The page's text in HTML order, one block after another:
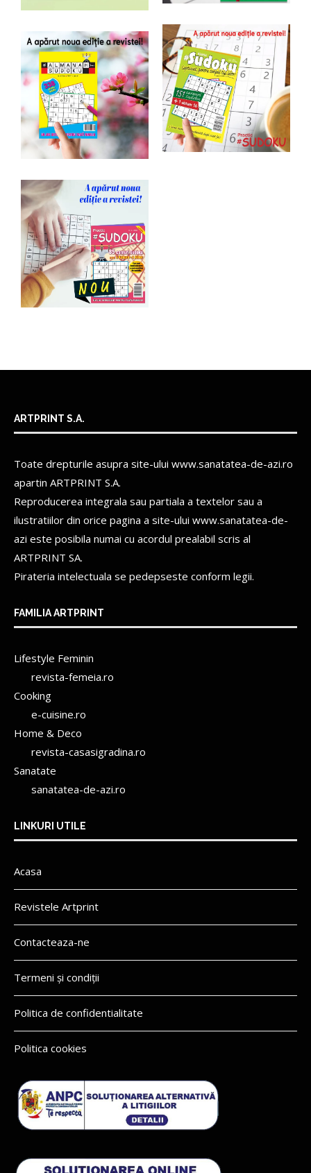
ARTPRINT S.A.
Toate drepturile asupra site-ului www.sanatatea-de-azi.ro
apartin ARTPRINT S.A.
Reproducerea integrala sau partiala a textelor sau a
ilustratiilor din orice pagina a site-ului www.sanatatea-de-
azi este posibila numai cu acordul prealabil scris al
ARTPRINT SA.
Pirateria intelectuala se pedepseste conform legii.
FAMILIA ARTPRINT
Lifestyle Feminin
revista-femeia.ro
Cooking
e-cuisine.ro
Home & Deco
revista-casasigradina.ro
Sanatate
sanatatea-de-azi.ro
LINKURI UTILE
Acasa
Revistele Artprint
Contacteaza-ne
Termeni și condiții
Politica de confidentialitate
Politica cookies